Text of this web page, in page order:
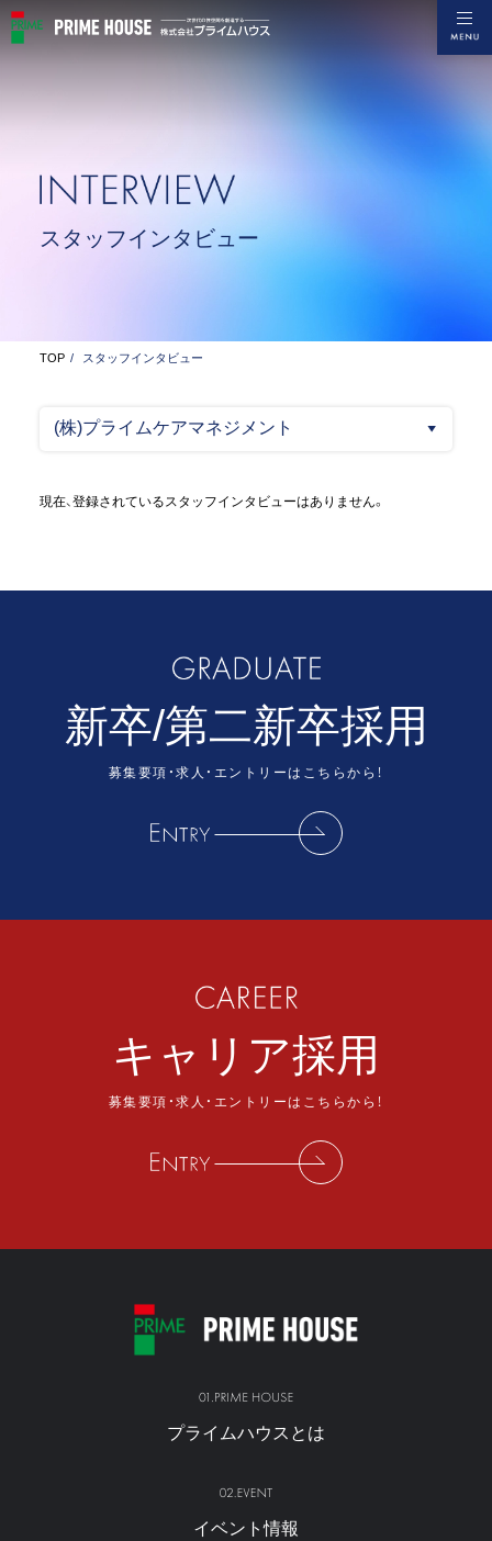
スタッフインタビュー
TOP スタッフインタビュー
現在、登録されているスタッフインタビューはありません。
新卒/第二新卒採用
募集要項・求人・エントリーはこちらから！
キャリア採用
募集要項・求人・エントリーはこちらから！
プライムハウスとは
イベント情報